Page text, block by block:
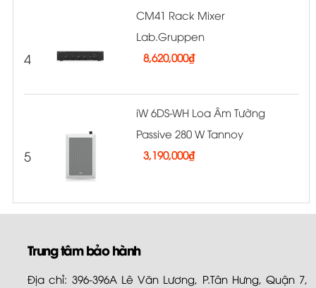
4
CM41 Rack Mixer
Lab.Gruppen
8,620,000₫
5
iW 6DS-WH Loa Âm Tường
Passive 280 W Tannoy
3,190,000₫
Trung tâm bảo hành
Địa chỉ: 396-396A Lê Văn Lương, P.Tân Hưng, Quận 7,